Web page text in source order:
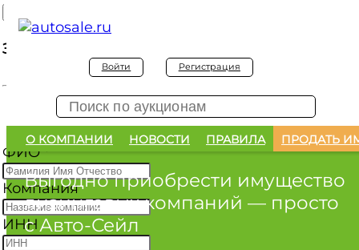
Войти Регистрация
О КОМПАНИИ НОВОСТИ ПРАВИЛА ПРОДАТЬ
Выгодно приобрести имущество
лизинговых компаний — просто
с Авто-Сейл
Заявка на покупку
Заявка на покупку изъятого а/м
ФИО*
Компания
ИНН